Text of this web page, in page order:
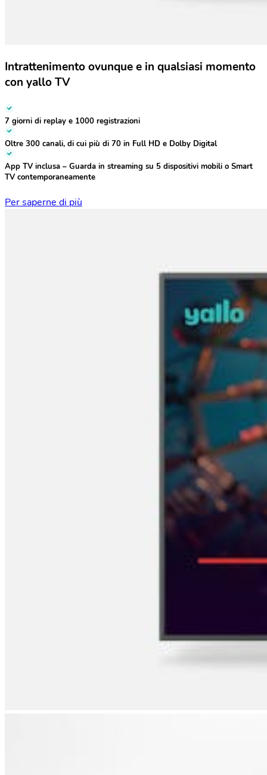
Intrattenimento ovunque e in qualsiasi momento
con yallo TV
7 giorni di replay e 1000 registrazioni
Oltre 300 canali, di cui più di 70 in Full HD e Dolby Digital
App TV inclusa – Guarda in streaming su 5 dispositivi mobili o Smart
TV contemporaneamente
Per saperne di più